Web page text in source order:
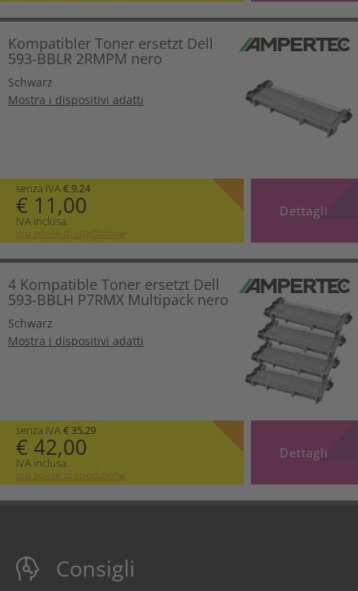
Kompatibler Toner ersetzt Dell
593-BBLR 2RMPM nero
Schwarz
Mostra i dispositivi adatti
senza IVA€ 9,24
€ 11,00
IVA inclusa.
più spese di spedizione
Dettagli
4 Kompatible Toner ersetzt Dell
593-BBLH P7RMX Multipack nero
Schwarz
Mostra i dispositivi adatti
senza IVA€ 35,29
€ 42,00
IVA inclusa.
più spese di spedizione
Dettagli
Consigli